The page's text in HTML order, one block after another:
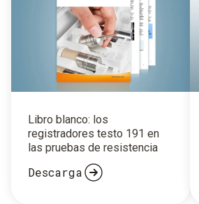
Libro blanco: los
registradores testo 191 en
las pruebas de resistencia
Descarga